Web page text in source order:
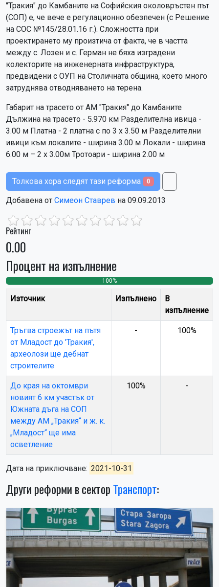
"Тракия" до Камбаните на Софийския околовръстен път
(СОП) е, че вече е регулационно обезпечен (с Решение
на СОС №145/28.01.16 г.). Сложността при
проектирането му произтича от факта, че в частта
между с. Лозен и с. Герман не бяха изградени
колекторите на инженерната инфраструктура,
предвидени с ОУП на Столичната община, което много
затруднява отводняването на терена.
Габарит на трасето от АМ "Тракия" до Камбаните
Дължина на трасето - 5.970 км Разделителна ивица -
3.00 м Платна - 2 платна с по 3 х 3.50 м Разделителни
ивици към локалите - ширина 3.00 м Локали - ширина
6.00 м – 2 х 3.00м Тротоари - ширина 2.00 м
Толкова хора следят тази реформа 0
Добавена от Симеон Ставрев на 09.09.2013
Рейтинг
0.00
Процент на изпълнение
100%
Източник Изпълнено
В
изпълнение
Тръгва строежът на пътя
от Младост до 'Тракия',
археолози ще дебнат
строителите
- 100%
До края на октомври
новият 6 км участък от
Южната дъга на СОП
между АМ „Тракия“ и ж. к.
„Младост“ ще има
осветление
100% -
Дата на приключване: 2021-10-31
Други реформи в сектор Транспорт: